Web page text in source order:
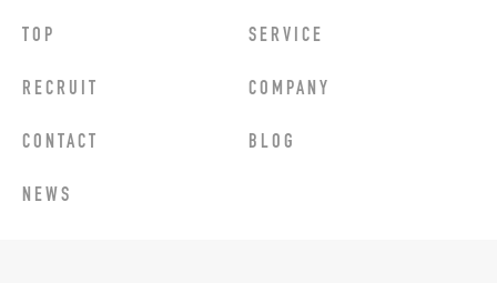
TOP SERVICE
RECRUIT COMPANY
CONTACT BLOG
NEWS